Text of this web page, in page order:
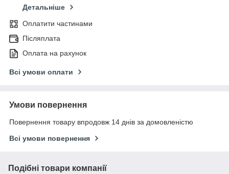
Детальніше
Оплатити частинами
Післяплата
Оплата на рахунок
Всі умови оплати
Умови повернення
Повернення товару впродовж 14 днів за домовленістю
Всі умови повернення
Подібні товари компанії